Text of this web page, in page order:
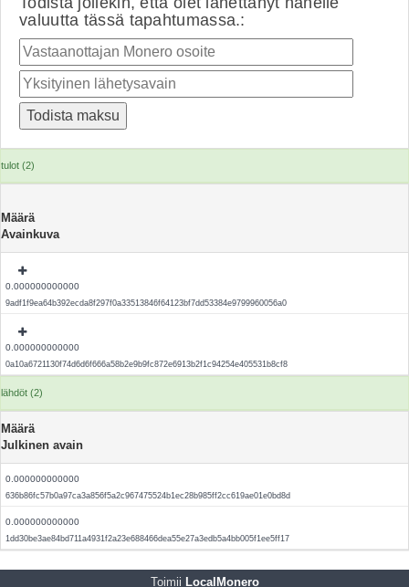
valuutta tässä tapahtumassa.:
tulot (2)
Määrä
Avainkuva
0.000000000000
9adf1f9ea64b392ecda8f297f0a33513846f64123bf7dd53384e9799960056a0
0.000000000000
0a10a6721130f74d6d6f666a58b2e9b9fc872e6913b2f1c94254e405531b8cf8
lähdöt (2)
Määrä
Julkinen avain
0.000000000000
636b86fc57b0a97ca3a856f5a2c967475524b1ec28b985ff2cc619ae01e0bd8d
0.000000000000
1dd30be3ae84bd711a4931f2a23e688466dea55e27a3edb5a4bb005f1ee5ff17
Toimii LocalMonero